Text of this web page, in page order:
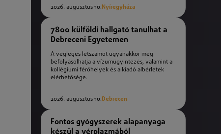
2026. augusztus 10. Nyíregyháza
7800 külföldi hallgató tanulhat a
Debreceni Egyetemen
A végleges létszámot ugyanakkor még
befolyásolhatja a vízumügyintézés, valamint a
kollégiumi férőhelyek és a kiadó albérletek
elérhetősége.
2026. augusztus 10.Debrecen
Fontos gyógyszerek alapanyaga
készül a vérplazmából